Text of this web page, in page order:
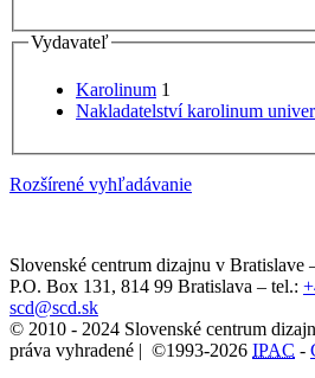
Vydavateľ
Karolinum 1
Nakladatelství karolinum
Rozšírené vyhľadávanie
Slovenské centrum dizajnu v Bratislave
P.O. Box 131, 814 99 Bratislava – tel.:
scd@scd.sk
© 2010 - 2024 Slovenské centrum
práva vyhradené | ©1993-2026 IPAC -